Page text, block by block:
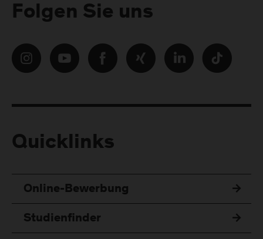
Folgen Sie uns
Quicklinks
Online-Bewerbung
Studienfinder